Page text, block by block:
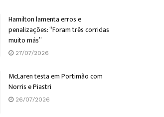
Hamilton lamenta erros e
penalizações: “Foram três corridas
muito más”
27/07/2026
McLaren testa em Portimão com
Norris e Piastri
26/07/2026